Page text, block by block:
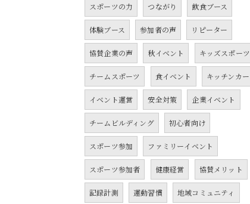
スポーツの力 つながり 飲食ブース
体験ブース 参加者の声 リピーター
協賛企業の声 秋イベント キッズスポーツ
チームスポーツ 食イベント キッチンカー
イベント運営 安全対策 企業イベント
チームビルディング 初心者向け
スポーツ参加 ファミリーイベント
スポーツ参加者 健康経営 協賛メリット
記録計測 運動習慣 地域コミュニティ